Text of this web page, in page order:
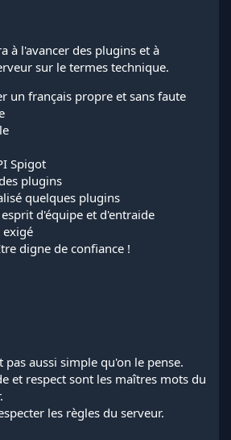
à l'avancer des plugins et à
sur le termes technique.
un français propre et sans faute
Spigot
plugins
quelques plugins
d'équipe et d'entraide
digne de confiance !
pas aussi simple qu'on le pense.
et respect sont les maîtres mots du
les règles du serveur.